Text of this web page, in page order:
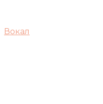
Вокал